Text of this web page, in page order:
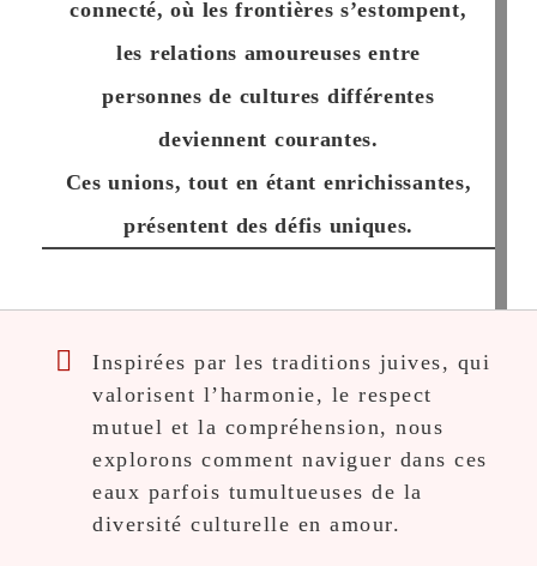
connecté, où les frontières s’estompent,
les relations amoureuses entre
personnes de cultures différentes
deviennent courantes.
Ces unions, tout en étant enrichissantes,
présentent des défis uniques.
Inspirées par les traditions juives, qui
valorisent l’harmonie, le respect
mutuel et la compréhension, nous
explorons comment naviguer dans ces
eaux parfois tumultueuses de la
diversité culturelle en amour.